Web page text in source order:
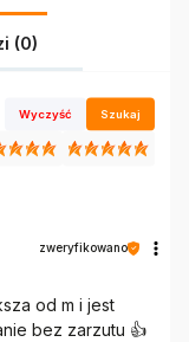
(0)
Wyczyść Szukaj
zweryfikowano
od m i jest
bez zarzutu 👍️